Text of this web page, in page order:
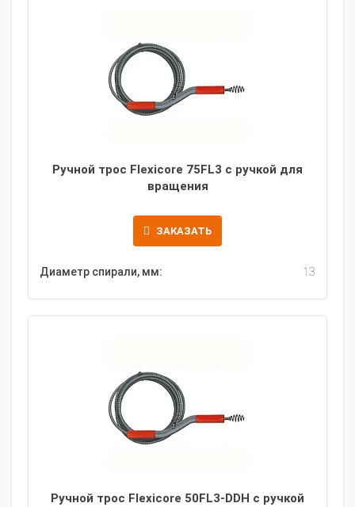
Ручной трос Flexicore 75FL3 с ручкой для
вращения
ЗАКАЗАТЬ
Диаметр спирали, мм: 13
Ручной трос Flexicore 50FL3-DDH с ручкой